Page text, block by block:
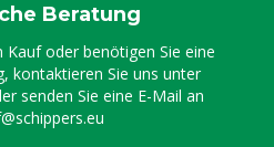
Beratung
Kauf oder benötigen Sie eine
kontaktieren Sie uns unter
senden Sie eine E-Mail an